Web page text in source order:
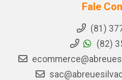
Fale
(81)
(82)